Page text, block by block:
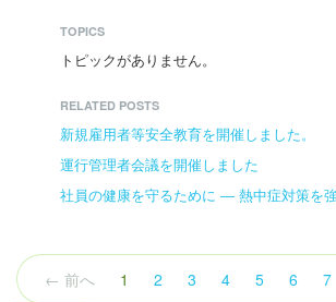
TOPICS
トピックがありません。
RELATED POSTS
新規雇用者等安全教育を開催しました。
運行管理者会議を開催しました
社員の健康を守るために ― 熱中症対策を
← 前へ 1 （こ2 3 4 5 6 7